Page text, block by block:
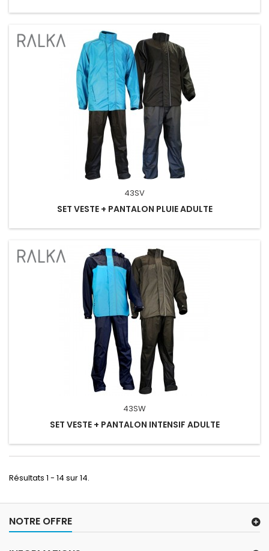
43SV
SET VESTE + PANTALON PLUIE ADULTE
43SW
SET VESTE + PANTALON INTENSIF ADULTE
Résultats 1 - 14 sur 14.
NOTRE OFFRE